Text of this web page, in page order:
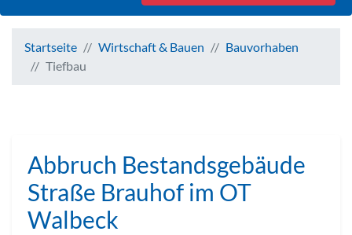
Startseite Wirtschaft & Bauen
Bauvorhaben
Tiefbau
Abbruch Bestandsgebäude
Straße Brauhof im OT
Walbeck